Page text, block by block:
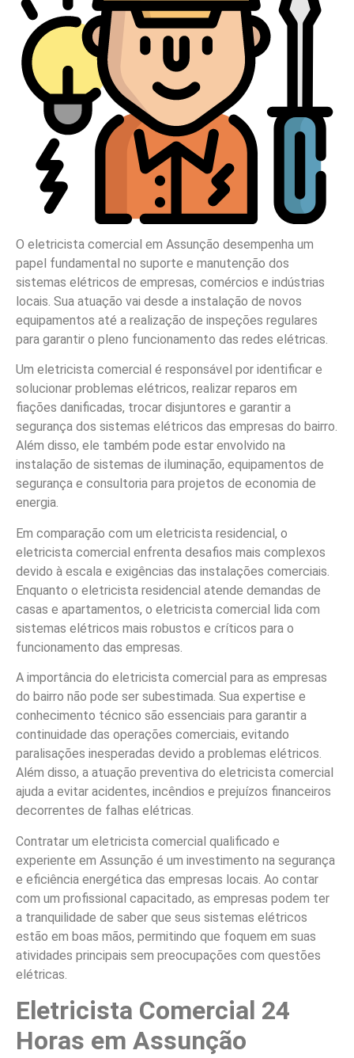
O eletricista comercial em Assunção desempenha um
papel fundamental no suporte e manutenção dos
sistemas elétricos de empresas, comércios e indústrias
locais. Sua atuação vai desde a instalação de novos
equipamentos até a realização de inspeções regulares
para garantir o pleno funcionamento das redes elétricas.
Um eletricista comercial é responsável por identificar e
solucionar problemas elétricos, realizar reparos em
fiações danificadas, trocar disjuntores e garantir a
segurança dos sistemas elétricos das empresas do bairro.
Além disso, ele também pode estar envolvido na
instalação de sistemas de iluminação, equipamentos de
segurança e consultoria para projetos de economia de
energia.
Em comparação com um eletricista residencial, o
eletricista comercial enfrenta desafios mais complexos
devido à escala e exigências das instalações comerciais.
Enquanto o eletricista residencial atende demandas de
casas e apartamentos, o eletricista comercial lida com
sistemas elétricos mais robustos e críticos para o
funcionamento das empresas.
A importância do eletricista comercial para as empresas
do bairro não pode ser subestimada. Sua expertise e
conhecimento técnico são essenciais para garantir a
continuidade das operações comerciais, evitando
paralisações inesperadas devido a problemas elétricos.
Além disso, a atuação preventiva do eletricista comercial
ajuda a evitar acidentes, incêndios e prejuízos financeiros
decorrentes de falhas elétricas.
Contratar um eletricista comercial qualificado e
experiente em Assunção é um investimento na segurança
e eficiência energética das empresas locais. Ao contar
com um profissional capacitado, as empresas podem ter
a tranquilidade de saber que seus sistemas elétricos
estão em boas mãos, permitindo que foquem em suas
atividades principais sem preocupações com questões
elétricas.
Eletricista Comercial 24
Horas em Assunção